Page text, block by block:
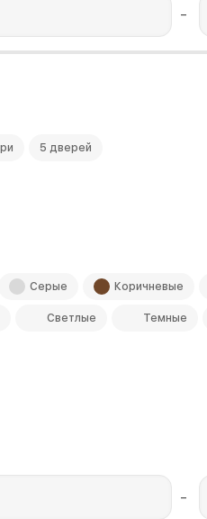
–
5 дверей
Серые Коричневые
Светлые Темные
–